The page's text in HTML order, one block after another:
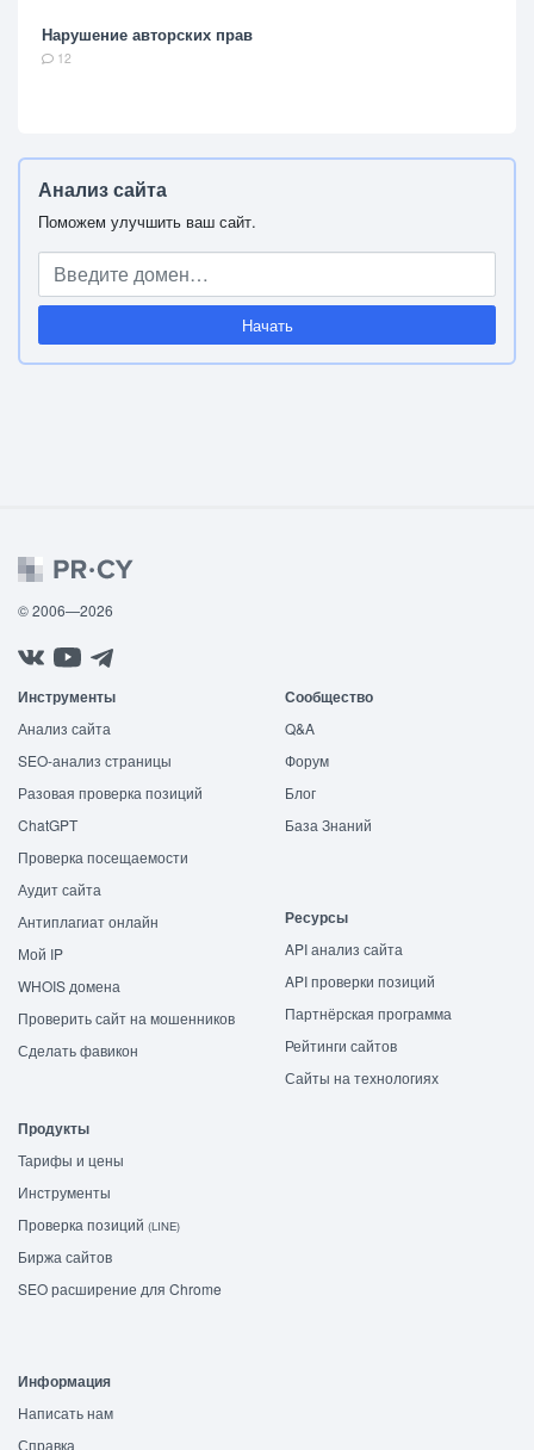
Нарушение авторских прав
12
Анализ сайта
Поможем улучшить ваш сайт.
Начать
© 2006—2026
Инструменты
Анализ сайта
SEO-анализ страницы
Разовая проверка позиций
ChatGPT
Проверка посещаемости
Аудит сайта
Антиплагиат онлайн
Мой IP
WHOIS домена
Проверить сайт на мошенников
Сделать фавикон
Сообщество
Q&A
Форум
Блог
База Знаний
Ресурсы
API анализ сайта
API проверки позиций
Партнёрская программа
Рейтинги сайтов
Сайты на технологиях
Продукты
Тарифы и цены
Инструменты
Проверка позиций (LINE)
Биржа сайтов
SEO расширение для Chrome
Информация
Написать нам
Справка